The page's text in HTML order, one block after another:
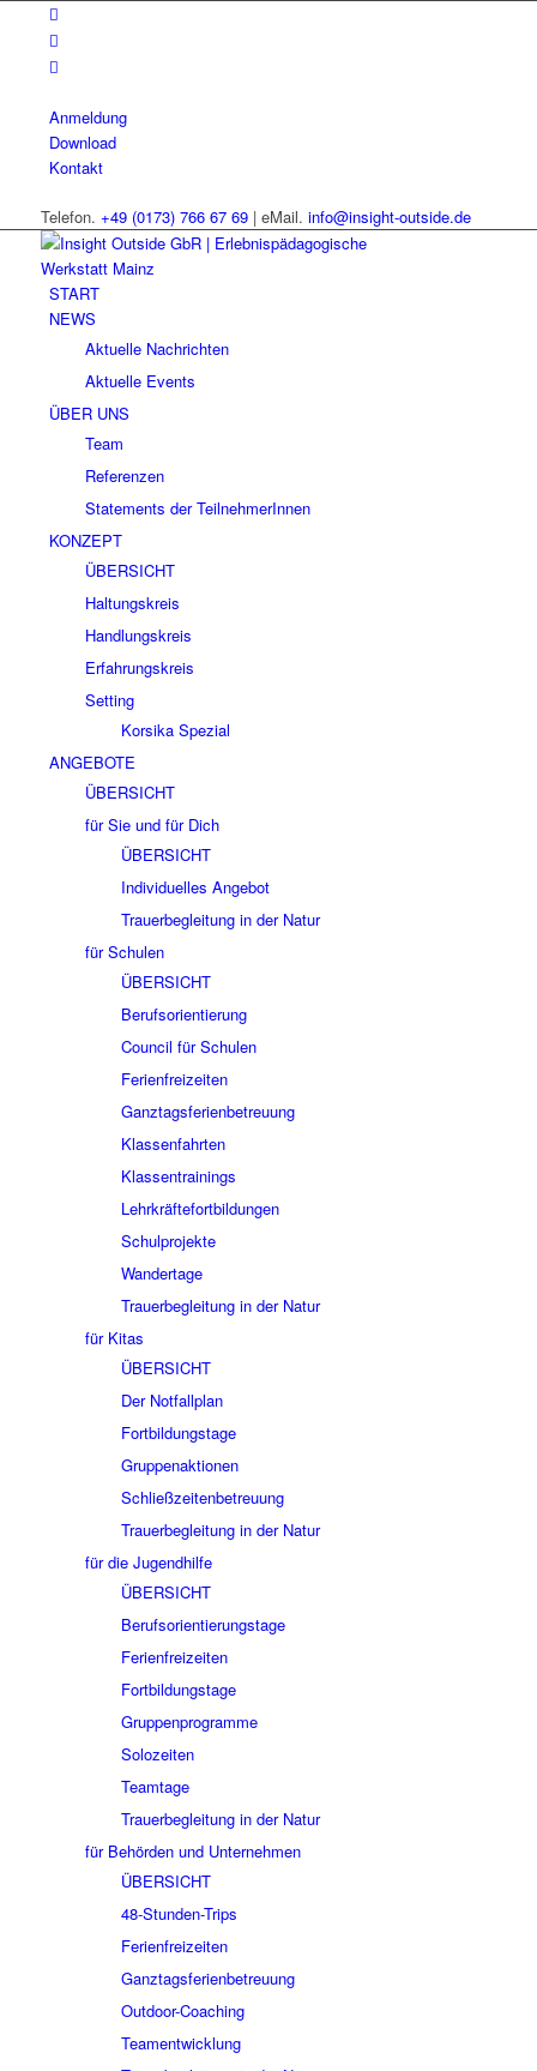
Anmeldung
Download
Kontakt
Telefon. +49 (0173) 766 67 69| eMail. info@insight-outside.de
START
NEWS
Aktuelle Nachrichten
Aktuelle Events
ÜBER UNS
Team
Referenzen
Statements der TeilnehmerInnen
KONZEPT
ÜBERSICHT
Haltungskreis
Handlungskreis
Erfahrungskreis
Setting
Korsika Spezial
ANGEBOTE
ÜBERSICHT
für Sie und für Dich
ÜBERSICHT
Individuelles Angebot
Trauerbegleitung in der Natur
für Schulen
ÜBERSICHT
Berufsorientierung
Council für Schulen
Ferienfreizeiten
Ganztagsferienbetreuung
Klassenfahrten
Klassentrainings
Lehrkräftefortbildungen
Schulprojekte
Wandertage
Trauerbegleitung in der Natur
für Kitas
ÜBERSICHT
Der Notfallplan
Fortbildungstage
Gruppenaktionen
Schließzeitenbetreuung
Trauerbegleitung in der Natur
für die Jugendhilfe
ÜBERSICHT
Berufsorientierungstage
Ferienfreizeiten
Fortbildungstage
Gruppenprogramme
Solozeiten
Teamtage
Trauerbegleitung in der Natur
für Behörden und Unternehmen
ÜBERSICHT
48-Stunden-Trips
Ferienfreizeiten
Ganztagsferienbetreuung
Outdoor-Coaching
Teamentwicklung